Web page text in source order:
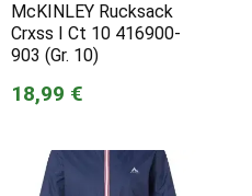
McKINLEY Rucksack
Crxss I Ct 10 416900-
903 (Gr. 10)
18,99 €